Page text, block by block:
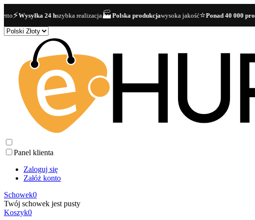
24 hszybka realizacja🏭Polska produkcjawysoka jakość⭐Ponad 40 000 produktów
Panel klienta
Zaloguj się
Załóż konto
Schowek0
Twój schowek jest pusty
Koszyk0